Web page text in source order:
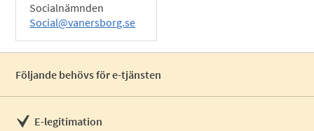
Socialnämnden
Social@vanersborg.se
Följande behövs för e-tjänsten
E-legitimation